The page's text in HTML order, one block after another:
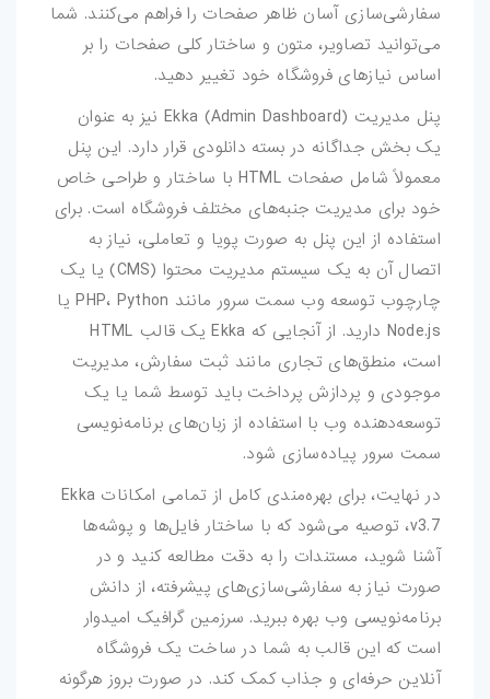
سفارشی‌سازی آسان ظاهر صفحات را فراهم می‌کنند. شما
می‌توانید تصاویر، متون و ساختار کلی صفحات را بر
اساس نیازهای فروشگاه خود تغییر دهید.
پنل مدیریت (Admin Dashboard) Ekka نیز به عنوان
یک بخش جداگانه در بسته دانلودی قرار دارد. این پنل
معمولاً شامل صفحات HTML با ساختار و طراحی خاص
خود برای مدیریت جنبه‌های مختلف فروشگاه است. برای
استفاده از این پنل به صورت پویا و تعاملی، نیاز به
اتصال آن به یک سیستم مدیریت محتوا (CMS) یا یک
چارچوب توسعه وب سمت سرور مانند PHP، Python یا
Node.js دارید. از آنجایی که Ekka یک قالب HTML
است، منطق‌های تجاری مانند ثبت سفارش، مدیریت
موجودی و پردازش پرداخت باید توسط شما یا یک
توسعه‌دهنده وب با استفاده از زبان‌های برنامه‌نویسی
سمت سرور پیاده‌سازی شود.
در نهایت، برای بهره‌مندی کامل از تمامی امکانات Ekka
v3.7، توصیه می‌شود که با ساختار فایل‌ها و پوشه‌ها
آشنا شوید، مستندات را به دقت مطالعه کنید و در
صورت نیاز به سفارشی‌سازی‌های پیشرفته، از دانش
برنامه‌نویسی وب بهره ببرید. سرزمین گرافیک امیدوار
است که این قالب به شما در ساخت یک فروشگاه
آنلاین حرفه‌ای و جذاب کمک کند. در صورت بروز هرگونه